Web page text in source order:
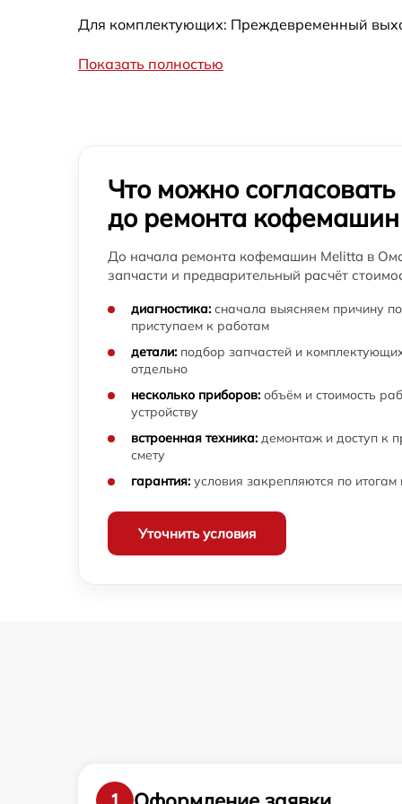
Для комплектующих: Преждевременный
Показать полностью
Что можно согласовать
до ремонта кофемашин
До начала ремонта кофемашин Melitta в
запчасти и предварительный расчёт
диагностика: сначала выясняем причину
приступаем к работам
детали: подбор запчастей и
отдельно
несколько приборов: объём и стоимость
устройству
встроенная техника: демонтаж и доступ к
смету
гарантия: условия закрепляются по
Уточнить условия